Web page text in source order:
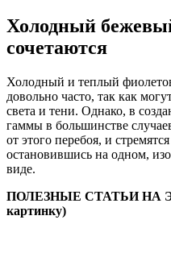
Холодный
сочетаются
Холодный и теплый
довольно часто, так как
света и тени. Однако, в
гаммы в большинстве
от этого перебоя, и
остановившись на одном,
виде.
ПОЛЕЗНЫЕ СТАТЬИ НА
картинку)